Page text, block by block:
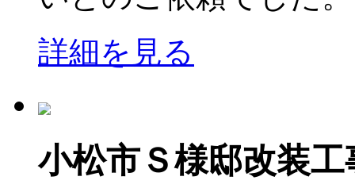
詳細を見る
小松市Ｓ様邸改装工